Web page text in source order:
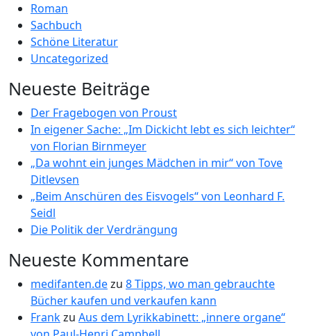
Roman
Sachbuch
Schöne Literatur
Uncategorized
Neueste Beiträge
Der Fragebogen von Proust
In eigener Sache: „Im Dickicht lebt es sich leichter“
von Florian Birnmeyer
„Da wohnt ein junges Mädchen in mir“ von Tove
Ditlevsen
„Beim Anschüren des Eisvogels“ von Leonhard F.
Seidl
Die Politik der Verdrängung
Neueste Kommentare
medifanten.dezu 8 Tipps, wo man gebrauchte
Bücher kaufen und verkaufen kann
Frankzu Aus dem Lyrikkabinett: „innere organe“